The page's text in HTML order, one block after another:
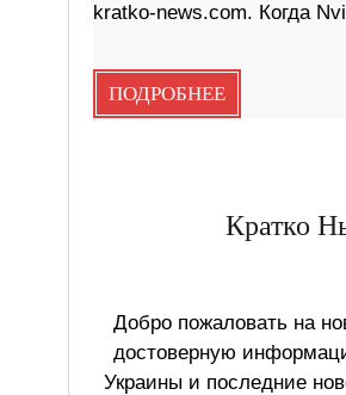
kratko-news.com. Когда
ПОДРОБНЕЕ
Кратко
Добро пожаловать на
достоверную
Украины и последние